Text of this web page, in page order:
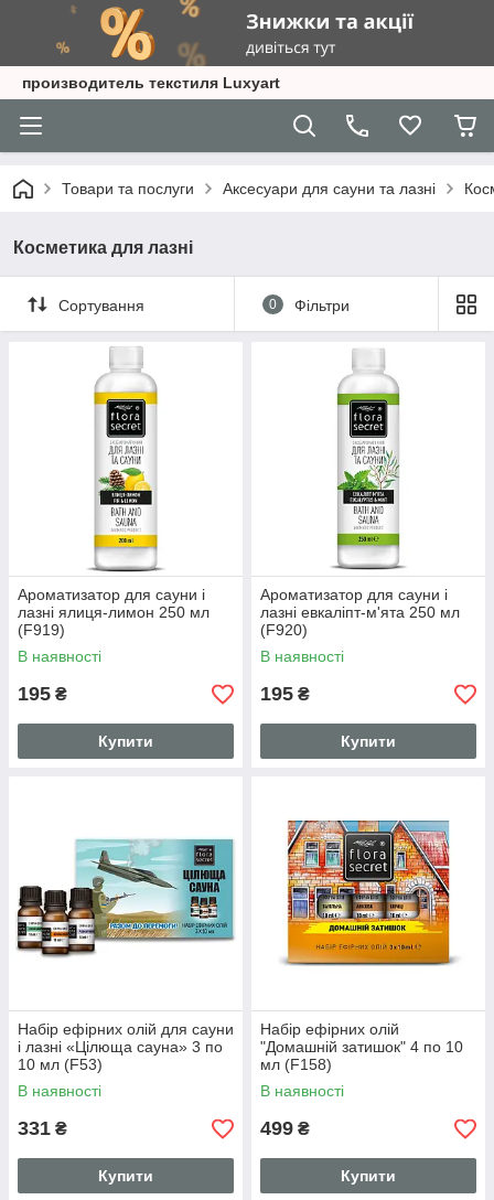
производитель текстиля Luxyart
Товари та послуги Аксесуари для сауни та лазні
Косметика для лазні
Сортування 0 Фільтри
Ароматизатор для сауни і
лазні ялиця-лимон 250 мл
(F919)
В наявності
195 ₴
Купити
Ароматизатор для сауни і
лазні евкаліпт-м'ята 250 мл
(F920)
В наявності
195 ₴
Купити
Набір ефірних олій для сауни
і лазні «Цілюща сауна» 3 по
10 мл (F53)
В наявності
331 ₴
Купити
Набір ефірних олій
"Домашній затишок" 4 по 10
мл (F158)
В наявності
499 ₴
Купити